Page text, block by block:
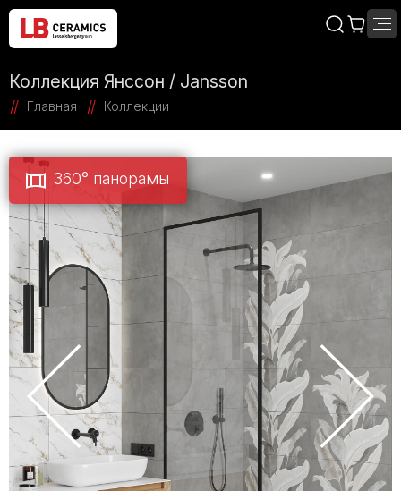
Коллекция Янссон / Jansson
Главная Коллекции
360° панорамы